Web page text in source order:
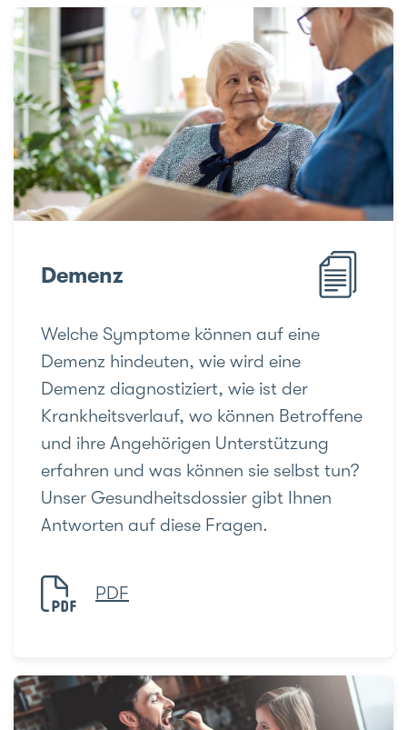
Demenz
Welche Symptome können auf eine
Demenz hindeuten, wie wird eine
Demenz diagnostiziert, wie ist der
Krankheitsverlauf, wo können Betroffene
und ihre Angehörigen Unterstützung
erfahren und was können sie selbst tun?
Unser Gesundheitsdossier gibt Ihnen
Antworten auf diese Fragen.
PDF